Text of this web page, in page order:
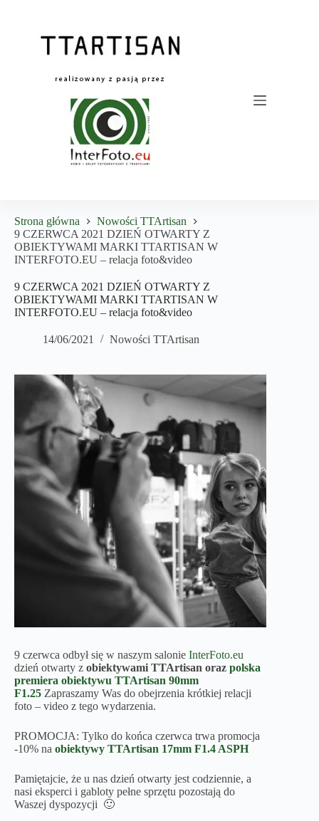
Strona główna
Nowości TTArtisan
9 CZERWCA 2021 DZIEŃ OTWARTY Z
OBIEKTYWAMI MARKI TTARTISAN W
INTERFOTO.EU – relacja foto&video
9 CZERWCA 2021 DZIEŃ OTWARTY Z
OBIEKTYWAMI MARKI TTARTISAN W
INTERFOTO.EU – relacja foto&video
14/06/2021 Nowości TTArtisan
9 czerwca odbył się w naszym salonie InterFoto.eu
dzień otwarty z obiektywami TTArtisan oraz polska
premiera obiektywu TTArtisan 90mm
F1.25 Zapraszamy Was do obejrzenia krótkiej relacji
foto – video z tego wydarzenia.
PROMOCJA: Tylko do końca czerwca trwa promocja
-10% na obiektywy TTArtisan 17mm F1.4 ASPH
Pamiętajcie, że u nas dzień otwarty jest codziennie, a
nasi eksperci i gabloty pełne sprzętu pozostają do
Waszej dyspozycji 🙂